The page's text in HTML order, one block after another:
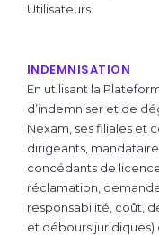
Utilisateurs.
INDEMNISATION
En utilisant la
d’indemniser et de
Nexam, ses filiales et
dirigeants,
concédants de
réclamation,
responsabilité, coût,
et débours